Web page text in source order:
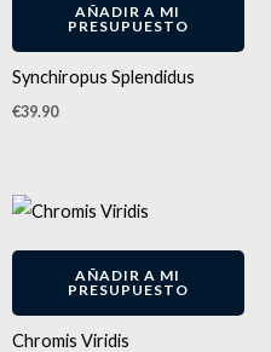
AÑADIR A MI
PRESUPUESTO
Synchiropus Splendidus
€39.90
AÑADIR A MI
PRESUPUESTO
Chromis Viridis